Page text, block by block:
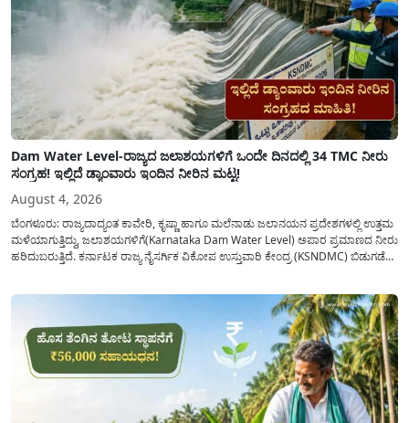
Dam Water Level-ರಾಜ್ಯದ ಜಲಾಶಯಗಳಿಗೆ ಒಂದೇ ದಿನದಲ್ಲಿ 34 TMC ನೀರು
ಸಂಗ್ರಹ! ಇಲ್ಲಿದೆ ಡ್ಯಾಂವಾರು ಇಂದಿನ ನೀರಿನ ಮಟ್ಟ!
August 4, 2026
ಬೆಂಗಳೂರು: ರಾಜ್ಯದಾದ್ಯಂತ ಕಾವೇರಿ, ಕೃಷ್ಣಾ ಹಾಗೂ ಮಲೆನಾಡು ಜಲಾನಯನ ಪ್ರದೇಶಗಳಲ್ಲಿ ಉತ್ತಮ
ಮಳೆಯಾಗುತ್ತಿದ್ದು, ಜಲಾಶಯಗಳಿಗೆ(Karnataka Dam Water Level) ಅಪಾರ ಪ್ರಮಾಣದ ನೀರು
ಹರಿದುಬರುತ್ತಿದೆ. ಕರ್ನಾಟಕ ರಾಜ್ಯ ನೈಸರ್ಗಿಕ ವಿಕೋಪ ಉಸ್ತುವಾರಿ ಕೇಂದ್ರ (KSNDMC) ಬಿಡುಗಡೆ